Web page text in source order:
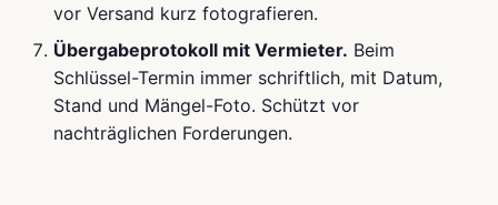
vor Versand kurz fotografieren.
Übergabeprotokoll mit Vermieter. Beim
Schlüssel-Termin immer schriftlich, mit Datum,
Stand und Mängel-Foto. Schützt vor
nachträglichen Forderungen.